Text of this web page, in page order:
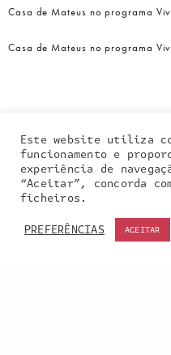
Casa de Mateus no programa
Casa de Mateus no programa
Este website utiliza
funcionamento e
experiência de
“Aceitar”, concorda
ficheiros.
PREFERÊNCIAS
ACEITAR
Our site uses cookies.
cookies:cookie policy